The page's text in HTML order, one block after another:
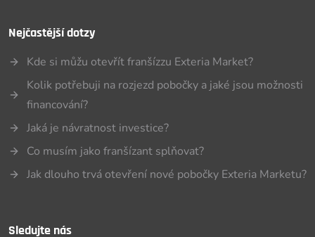
Nejčastější dotzy
Kde si můžu otevřít franšízzu Exteria Market?
Kolik potřebuji na rozjezd pobočky a jaké jsou možnosti
financování?
Jaká je návratnost investice?
Co musím jako franšízant splňovat?
Jak dlouho trvá otevření nové pobočky Exteria Marketu?
Sledujte nás